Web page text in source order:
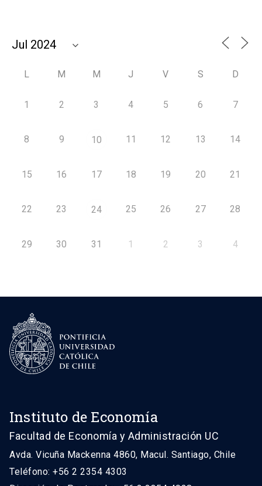
L M M J V S D
1 2 3 4 5 6 7
8 9 10 11 12 13 14
15 16 17 18 19 20 21
22 23 24 25 26 27 28
29 30 31 1 2 3 4
Instituto de Economía
Facultad de Economía y Administración UC
Avda. Vicuña Mackenna 4860, Macul. Santiago, Chile
Teléfono: +56 2 2354 4303